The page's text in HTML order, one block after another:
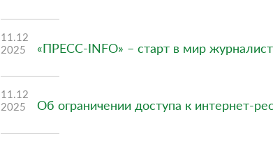
11.12
2025
«ПРЕСС-INFO» – старт в мир
11.12
2025
Об ограничении доступа к интернет-